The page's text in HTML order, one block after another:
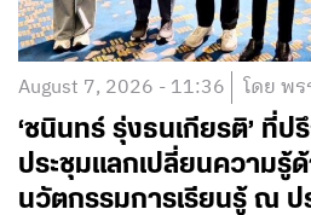
August 7, 2026 - 11:36 โดย พ
‘ชนินทร์ รุ่งธนเกียรติ’ ที่
ประชุมแลกเปลี่ยนความรู้ด้
นวัตกรรมการเรียนรู้ ณ ป